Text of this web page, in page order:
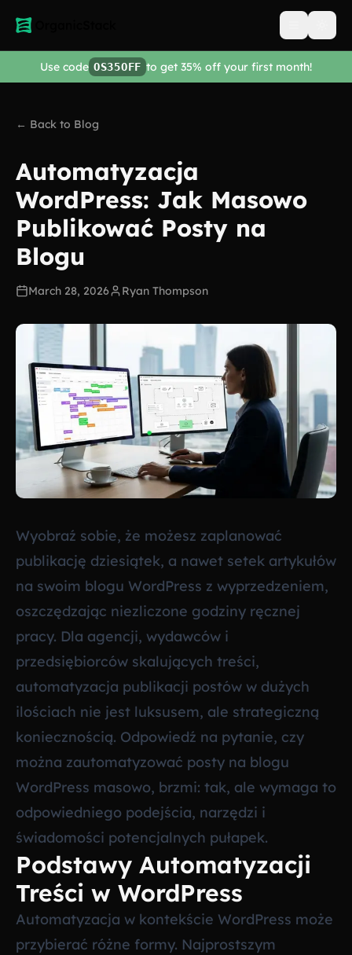
Open
Use code OS35OFF to get 35% off your first month!
← Back to Blog
Automatyzacja
WordPress: Jak Masowo
Publikować Posty na
Blogu
March 28, 2026 Ryan Thompson
Wyobraź sobie, że możesz zaplanować
publikację dziesiątek, a nawet setek artykułów
na swoim blogu WordPress z wyprzedzeniem,
oszczędzając niezliczone godziny ręcznej
pracy. Dla agencji, wydawców i
przedsiębiorców skalujących treści,
automatyzacja publikacji postów w dużych
ilościach nie jest luksusem, ale strategiczną
koniecznością. Odpowiedź na pytanie, czy
można zautomatyzować posty na blogu
WordPress masowo, brzmi: tak, ale wymaga to
odpowiedniego podejścia, narzędzi i
świadomości potencjalnych pułapek.
Podstawy Automatyzacji
Treści w WordPress
Automatyzacja w kontekście WordPress może
przybierać różne formy. Najprostszym